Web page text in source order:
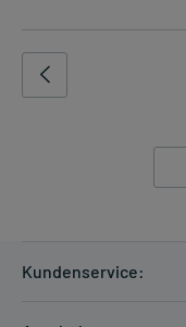
Kundenservice: